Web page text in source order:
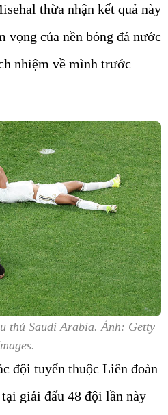
thừa nhận kết quả này
vọng của nền bóng đá nước
nhiệm về mình trước
thủ Saudi Arabia. Ảnh: Getty
đội tuyển thuộc Liên đoàn
giải đấu 48 đội lần này